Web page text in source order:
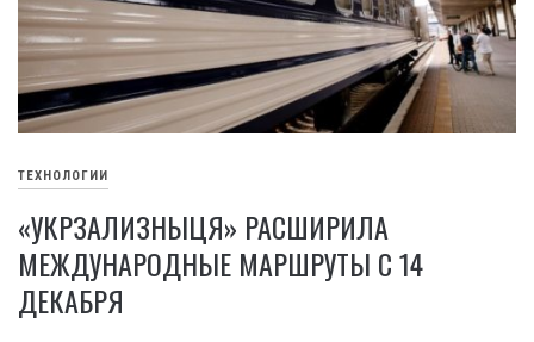
ТЕХНОЛОГИИ
«УКРЗАЛИЗНЫЦЯ» РАСШИРИЛА
МЕЖДУНАРОДНЫЕ МАРШРУТЫ С 14
ДЕКАБРЯ